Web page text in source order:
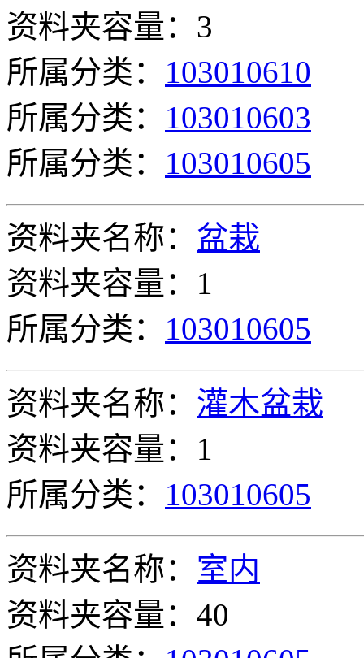
资料夹容量：3
所属分类： 103010610
所属分类： 103010603
所属分类： 103010605
资料夹名称： 盆栽
资料夹容量：1
所属分类： 103010605
资料夹名称： 灌木盆栽
资料夹容量：1
所属分类： 103010605
资料夹名称： 室内
资料夹容量：40